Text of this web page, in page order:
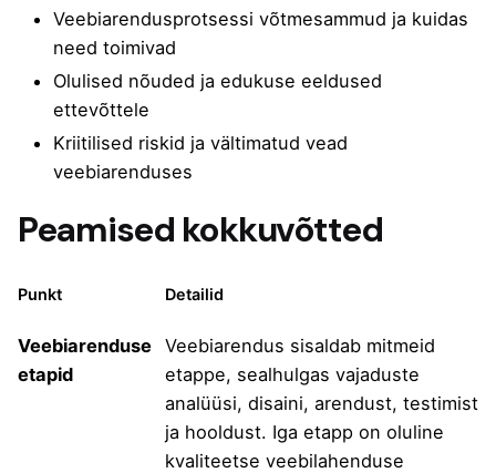
Veebiarendusprotsessi võtmesammud ja kuidas
need toimivad
Olulised nõuded ja edukuse eeldused
ettevõttele
Kriitilised riskid ja vältimatud vead
veebiarenduses
Peamised kokkuvõtted
Punkt Detailid
Veebiarenduse
etapid
Veebiarendus sisaldab mitmeid
etappe, sealhulgas vajaduste
analüüsi, disaini, arendust, testimist
ja hooldust. Iga etapp on oluline
kvaliteetse veebilahenduse